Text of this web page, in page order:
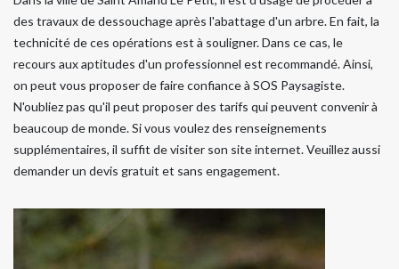
des travaux de dessouchage après l'abattage d'un arbre. En fait, la
technicité de ces opérations est à souligner. Dans ce cas, le
recours aux aptitudes d'un professionnel est recommandé. Ainsi,
on peut vous proposer de faire confiance à SOS Paysagiste.
N'oubliez pas qu'il peut proposer des tarifs qui peuvent convenir à
beaucoup de monde. Si vous voulez des renseignements
supplémentaires, il suffit de visiter son site internet. Veuillez aussi
demander un devis gratuit et sans engagement.